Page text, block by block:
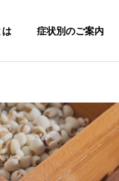
は 症状別のご案内
アレ